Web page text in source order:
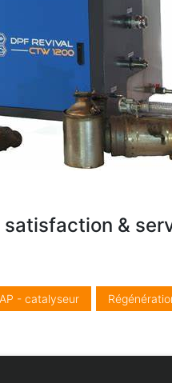
satisfaction &
- catalyseur